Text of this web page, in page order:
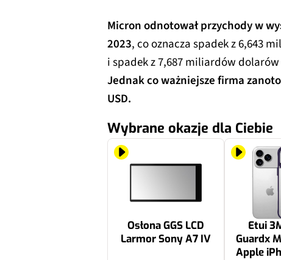
Micron odnotował przychody w
2023, co oznacza spadek z 6,643
i spadek z 7,687 miliardów
Jednak co ważniejsze firma
USD.
Wybrane okazje dla Ciebie
Osłona GGS LCD
Larmor Sony A7 IV
Etui
Guardx
Apple